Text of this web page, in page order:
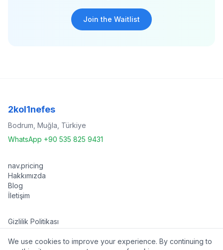
Join the Waitlist
2kol1nefes
Bodrum, Muğla, Türkiye
WhatsApp +90 535 825 9431
nav.pricing
Hakkımızda
Blog
İletişim
Gizlilik Politikası
Kullanım Koşulları
We use cookies to improve your experience. By continuing to